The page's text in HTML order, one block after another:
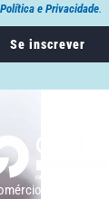
Política e Privacidade.
Se inscrever
e Serviços